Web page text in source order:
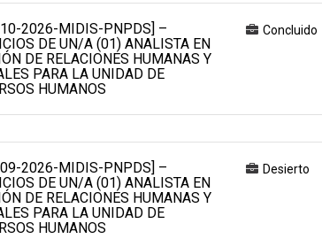
2026-MIDIS-PNPDS] –
DE UN/A (01) ANALISTA EN
DE RELACIONES HUMANAS Y
PARA LA UNIDAD DE
HUMANOS
Concluido
2026-MIDIS-PNPDS] –
DE UN/A (01) ANALISTA EN
DE RELACIONES HUMANAS Y
PARA LA UNIDAD DE
HUMANOS
Desierto